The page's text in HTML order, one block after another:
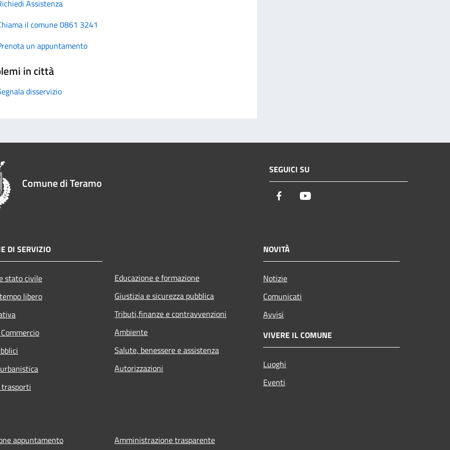
Assistenza
il comune 0861 3241
un appuntamento
in città
disservizio
Comune di Teramo
SEGUICI SU
Facebook
DI SERVIZIO
stato civile
libero
Educazione e formazione
Giustizia e sicurezza pubblica
Tributi,finanze e contravvenzioni
Ambiente
Salute, benessere e assistenza
Autorizzazioni
NOVITÀ
Notizie
Comunicati
Avvisi
VIVERE IL COMUNE
Luoghi
Eventi
appuntamento Amministrazione trasparente